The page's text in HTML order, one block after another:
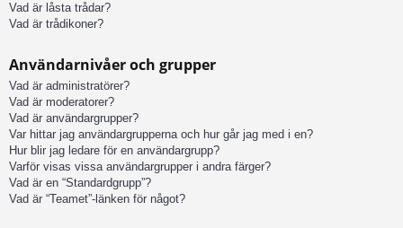
Vad är låsta trådar?
Vad är trådikoner?
Användarnivåer och grupper
Vad är administratörer?
Vad är moderatorer?
Vad är användargrupper?
Var hittar jag användargrupperna och hur går jag med i en?
Hur blir jag ledare för en användargrupp?
Varför visas vissa användargrupper i andra färger?
Vad är en “Standardgrupp”?
Vad är “Teamet”-länken för något?